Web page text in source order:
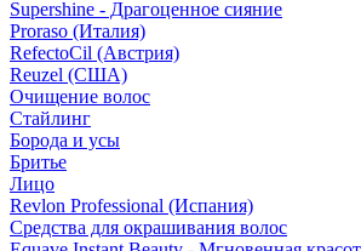
Supershine - Драгоценное сияние
Proraso (Италия)
RefectoCil (Австрия)
Reuzel (США)
Очищение волос
Стайлинг
Борода и усы
Бритье
Лицо
Revlon Professional (Испания)
Средства для окрашивания волос